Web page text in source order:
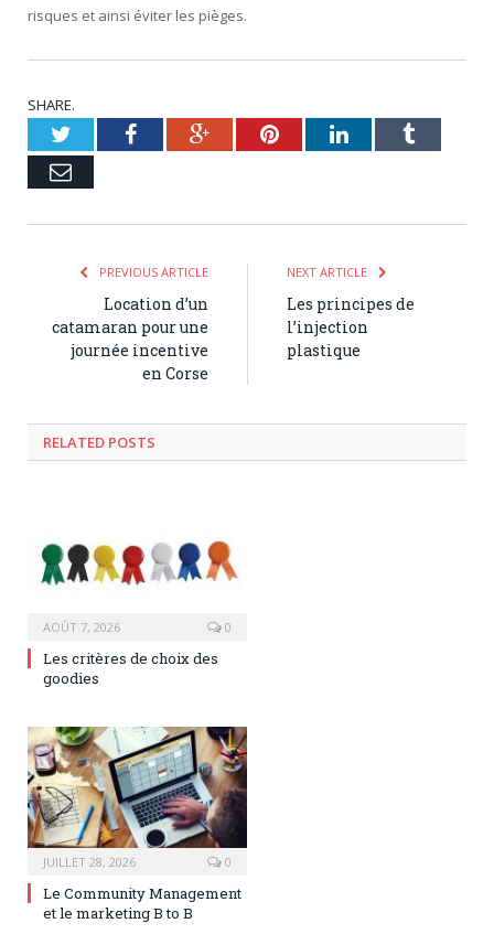
risques et ainsi éviter les pièges.
SHARE.
TwitterFacebookGoogle+PinterestLinkedInTumblr
Email
PREVIOUS ARTICLE
Location d’un
catamaran pour une
journée incentive
en Corse
NEXT ARTICLE
Les principes de
l’injection
plastique
RELATED POSTS
AOÛT 7, 2026 0
Les critères de choix des
goodies
JUILLET 28, 2026 0
Le Community Management
et le marketing B to B